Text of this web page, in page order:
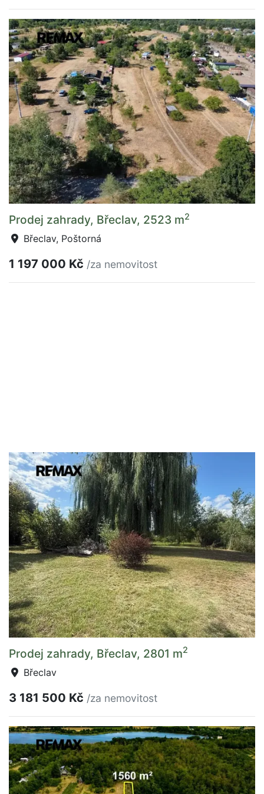
Prodej zahrady, Břeclav, 2523 m2
Břeclav, Poštorná
1 197 000 Kč /za nemovitost
Prodej zahrady, Břeclav, 2801 m2
Břeclav
3 181 500 Kč /za nemovitost